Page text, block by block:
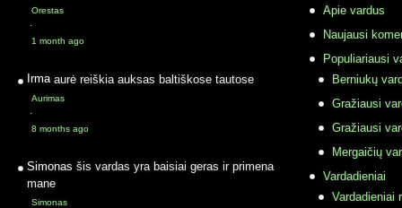
Orestas
·
1 month ago
Irma aurė reiškia auksas baltiškose tautose
Aurimas
·
8 months ago
Simonas šis vardas yra baisiai geras ir primena
mane
Simonas
Apie vardus
Naujausi
Populiariausi
Berniukų
Gražiausi
Gražiausi
Mergaičių
Vardadieniai
Vardadieniai